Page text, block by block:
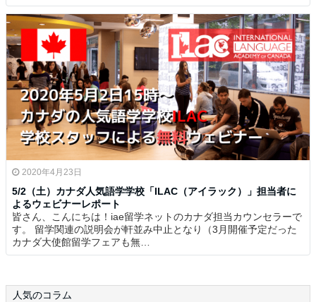
2020年4月23日
5/2（土）カナダ人気語学学校「ILAC（アイラック）」担当者に
よるウェビナーレポート
皆さん、こんにちは！iae留学ネットのカナダ担当カウンセラーで
す。 留学関連の説明会が軒並み中止となり（3月開催予定だった
カナダ大使館留学フェアも無…
人気のコラム